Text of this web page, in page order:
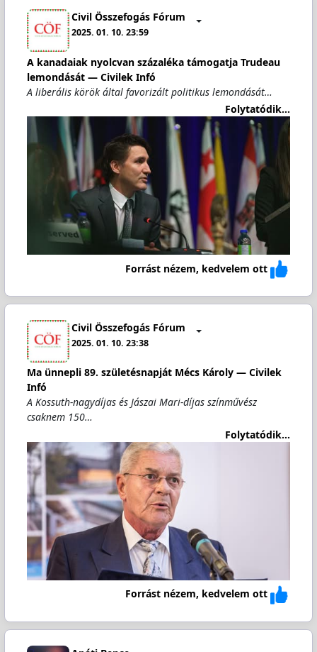
Civil Összefogás Fórum
2025. 01. 10. 23:59
A kanadaiak nyolcvan százaléka támogatja Trudeau
lemondását — Civilek Infó
A liberális körök által favorizált politikus lemondását…
Folytatódik...
Forrást nézem, kedvelem ott
Civil Összefogás Fórum
2025. 01. 10. 23:38
Ma ünnepli 89. születésnapját Mécs Károly — Civilek
Infó
A Kossuth-nagydíjas és Jászai Mari-díjas színművész
csaknem 150…
Folytatódik...
Forrást nézem, kedvelem ott